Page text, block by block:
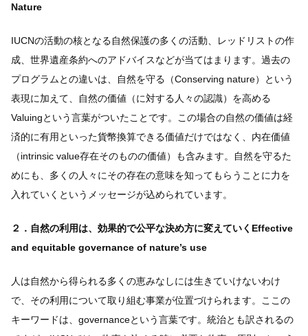
Nature
IUCNの活動の核となる自然保護の多くの活動、レッドリストの作
成、世界遺産条約へのアドバイスなどが当てはまります。過去の
プログラムとの違いは、自然を守る（Conserving nature）という
表現に加えて、自然の価値（に対する人々の認識）を高める
Valuingという言葉がついたことです。この場合の自然の価値は経
済的に有用といった貨幣換算できる価値だけではなく、内在価値
（intrinsic value存在そのものの価値）も含みます。自然を守るた
めにも、多くの人々にその存在の意味を知ってもらうことに力を
入れていくというメッセージが込められています。
２．自然の利用は、効果的で公平な決め方に変えていくEffective
and equitable governance of nature’s use
人は自然から得られる多くの恵みなしには生きていけないわけ
で、その利用について取り組む事業が位置づけられます。ここの
キーワードは、governanceという言葉です。統治とも訳されるの